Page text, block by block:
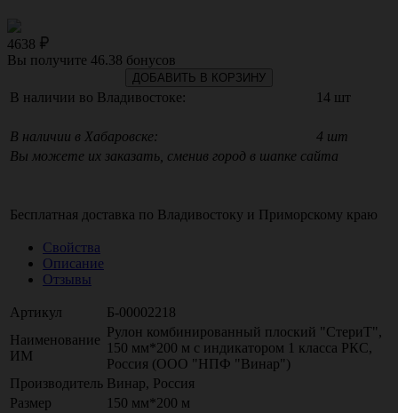
4638
Вы получите 46.38 бонусов
ДОБАВИТЬ В КОРЗИНУ
В наличии во Владивостоке: 14 шт
В наличии в Хабаровске:
4 шт
Вы можете их заказать, сменив город в шапке сайта
Бесплатная доставка по Владивостоку и Приморскому краю
Свойства
Описание
Отзывы
Артикул
Б-00002218
Наименование
ИМ
Рулон комбинированный плоский "СтериТ",
150 мм*200 м с индикатором 1 класса РКС,
Россия (ООО "НПФ "Винар")
Производитель Винар, Россия
Размер
150 мм*200 м